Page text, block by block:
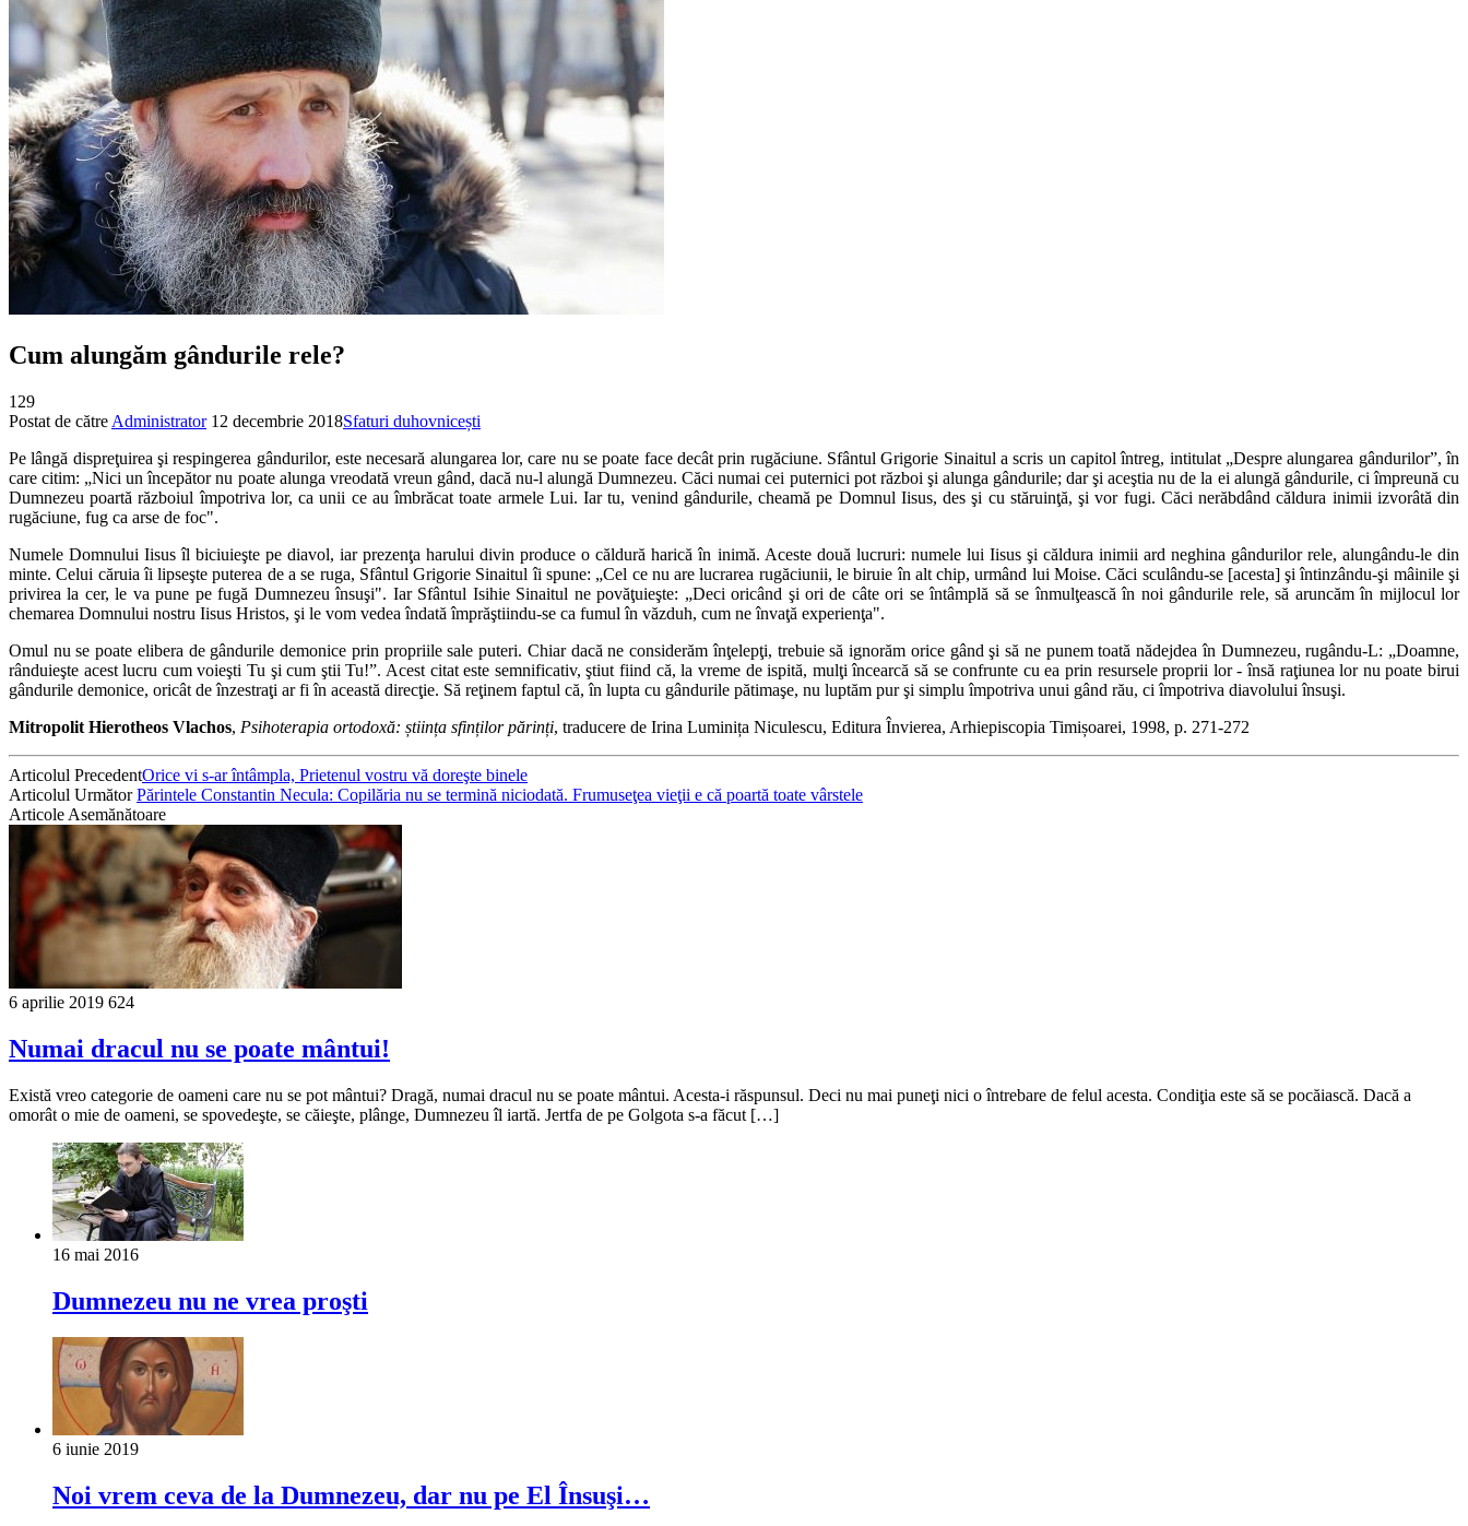
Cum alungăm gândurile rele?
129
Postat de către Administrator 12 decembrie 2018Sfaturi duhovnicești
Pe lângă dispreţuirea şi respingerea gândurilor, este necesară alungarea lor, care nu se poate face decât prin rugăciune. Sfântul Grigorie Sinaitul a scris un capitol întreg, intitulat „Despre alungarea gândurilor”, în
care citim: „Nici un începător nu poate alunga vreodată vreun gând, dacă nu-l alungă Dumnezeu. Căci numai cei puternici pot război şi alunga gândurile; dar şi aceştia nu de la ei alungă gândurile, ci împreună cu
Dumnezeu poartă războiul împotriva lor, ca unii ce au îmbrăcat toate armele Lui. Iar tu, venind gândurile, cheamă pe Domnul Iisus, des şi cu stăruinţă, şi vor fugi. Căci nerăbdând căldura inimii izvorâtă din
rugăciune, fug ca arse de foc".
Numele Domnului Iisus îl biciuieşte pe diavol, iar prezenţa harului divin produce o căldură harică în inimă. Aceste două lucruri: numele lui Iisus şi căldura inimii ard neghina gândurilor rele, alungându-le din
minte. Celui căruia îi lipseşte puterea de a se ruga, Sfântul Grigorie Sinaitul îi spune: „Cel ce nu are lucrarea rugăciunii, le biruie în alt chip, urmând lui Moise. Căci sculându-se [acesta] şi întinzându-şi mâinile şi
privirea la cer, le va pune pe fugă Dumnezeu însuşi". Iar Sfântul Isihie Sinaitul ne povăţuieşte: „Deci oricând şi ori de câte ori se întâmplă să se înmulţească în noi gândurile rele, să aruncăm în mijlocul lor
chemarea Domnului nostru Iisus Hristos, şi le vom vedea îndată împrăştiindu-se ca fumul în văzduh, cum ne învaţă experienţa".
Omul nu se poate elibera de gândurile demonice prin propriile sale puteri. Chiar dacă ne considerăm înţelepţi, trebuie să ignorăm orice gând şi să ne punem toată nădejdea în Dumnezeu, rugându-L: „Doamne,
rânduieşte acest lucru cum voieşti Tu şi cum ştii Tu!”. Acest citat este semnificativ, ştiut fiind că, la vreme de ispită, mulţi încearcă să se confrunte cu ea prin resursele proprii lor - însă raţiunea lor nu poate birui
gândurile demonice, oricât de înzestraţi ar fi în această direcţie. Să reţinem faptul că, în lupta cu gândurile pătimaşe, nu luptăm pur şi simplu împotriva unui gând rău, ci împotriva diavolului însuşi.
Mitropolit Hierotheos Vlachos, Psihoterapia ortodoxă: știința sfinților părinți, traducere de Irina Luminița Niculescu, Editura Învierea, Arhiepiscopia Timișoarei, 1998, p. 271-272
Articolul PrecedentOrice vi s-ar întâmpla, Prietenul vostru vă doreşte binele
Articolul UrmătorPărintele Constantin Necula: Copilăria nu se termină niciodată. Frumuseţea vieţii e că poartă toate vârstele
Articole Asemănătoare
6 aprilie 2019 624
Numai dracul nu se poate mântui!
Există vreo categorie de oameni care nu se pot mântui? Dragă, numai dracul nu se poate mântui. Acesta-i răspunsul. Deci nu mai puneţi nici o întrebare de felul acesta. Condiţia este să se pocăiască. Dacă a
omorât o mie de oameni, se spovedeşte, se căieşte, plânge, Dumnezeu îl iartă. Jertfa de pe Golgota s-a făcut […]
16 mai 2016
Dumnezeu nu ne vrea proşti
6 iunie 2019
Noi vrem ceva de la Dumnezeu, dar nu pe El Însuşi…